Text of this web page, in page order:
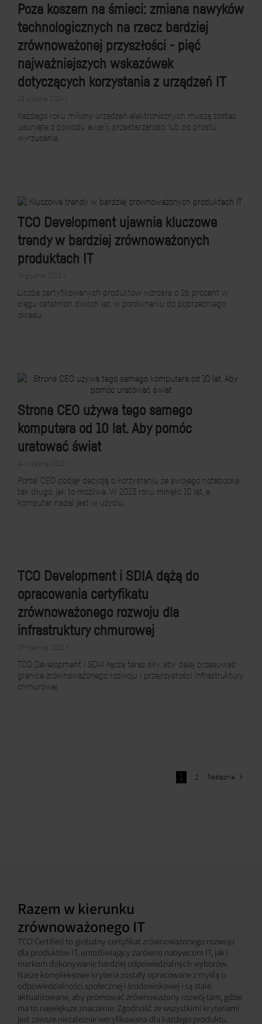
Poza koszem na śmieci: zmiana nawyków
technologicznych na rzecz bardziej
zrównoważonej przyszłości - pięć
najważniejszych wskazówek
dotyczących korzystania z urządzeń IT
23 stycznia 2024 r.
Każdego roku miliony urządzeń elektronicznych muszą zostać
usunięte z powodu awarii, przestarzałości lub po prostu
wyrzucenia.
TCO Development ujawnia kluczowe
trendy w bardziej zrównoważonych
produktach IT
19 grudnia 2023 r.
Liczba certyfikowanych produktów wzrosła o 26 procent w
ciągu ostatnich dwóch lat, w porównaniu do poprzedniego
okresu.
Strona CEO używa tego samego
komputera od 10 lat. Aby pomóc
uratować świat
14 września 2023 r.
Portal CEO podjął decyzję o korzystaniu ze swojego notebooka
tak długo, jak to możliwe. W 2023 roku minęło 10 lat, a
komputer nadal jest w użyciu.
TCO Development i SDIA dążą do
opracowania certyfikatu
zrównoważonego rozwoju dla
infrastruktury chmurowej
29 czerwca 2023 r.
TCO Development i SDIA łączą teraz siły, aby dalej przesuwać
granice zrównoważonego rozwoju i przejrzystości infrastruktury
chmurowej.
1 2 Następnie
Razem w kierunku
zrównoważonego IT
TCO Certified to globalny certyfikat zrównoważonego rozwoju
dla produktów IT, umożliwiający zarówno nabywcom IT, jak i
markom dokonywanie bardziej odpowiedzialnych wyborów.
Nasze kompleksowe kryteria zostały opracowane z myślą o
odpowiedzialności społecznej i środowiskowej i są stale
aktualizowane, aby promować zrównoważony rozwój tam, gdzie
ma to największe znaczenie. Zgodność ze wszystkimi kryteriami
jest zawsze niezależnie weryfikowana dla każdego produktu.